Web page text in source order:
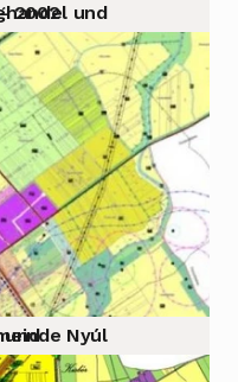
– 2002
der Gemeinde Nyúl